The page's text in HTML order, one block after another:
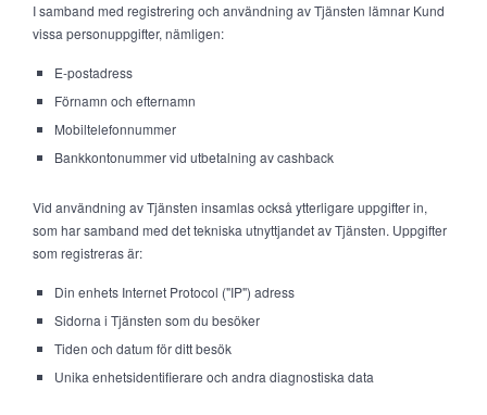
I samband med registrering och användning av Tjänsten lämnar Kund
vissa personuppgifter, nämligen:
E-postadress
Förnamn och efternamn
Mobiltelefonnummer
Bankkontonummer vid utbetalning av cashback
Vid användning av Tjänsten insamlas också ytterligare uppgifter in,
som har samband med det tekniska utnyttjandet av Tjänsten. Uppgifter
som registreras är:
Din enhets Internet Protocol ("IP") adress
Sidorna i Tjänsten som du besöker
Tiden och datum för ditt besök
Unika enhetsidentifierare och andra diagnostiska data